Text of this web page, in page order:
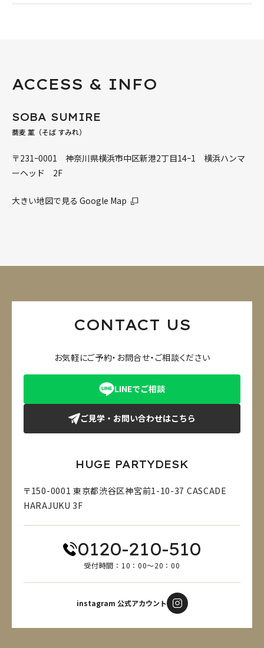
ACCESS & INFO
SOBA SUMIRE
蕎麦 菫（そば すみれ）
〒231ｰ0001 神奈川県横浜市中区新港2丁目14ｰ1 横浜ハンマ
ーヘッド 2F
大きい地図で見る Google Map
CONTACT US
お気軽にご予約・お問合せ・ご相談ください
LINEでご相談
ご見学・お問い合わせはこちら
HUGE PARTYDESK
〒150-0001 東京都渋谷区神宮前1-10-37 CASCADE
HARAJUKU 3F
0120-210-510
受付時間：10：00～20：00
instagram 公式アカウント